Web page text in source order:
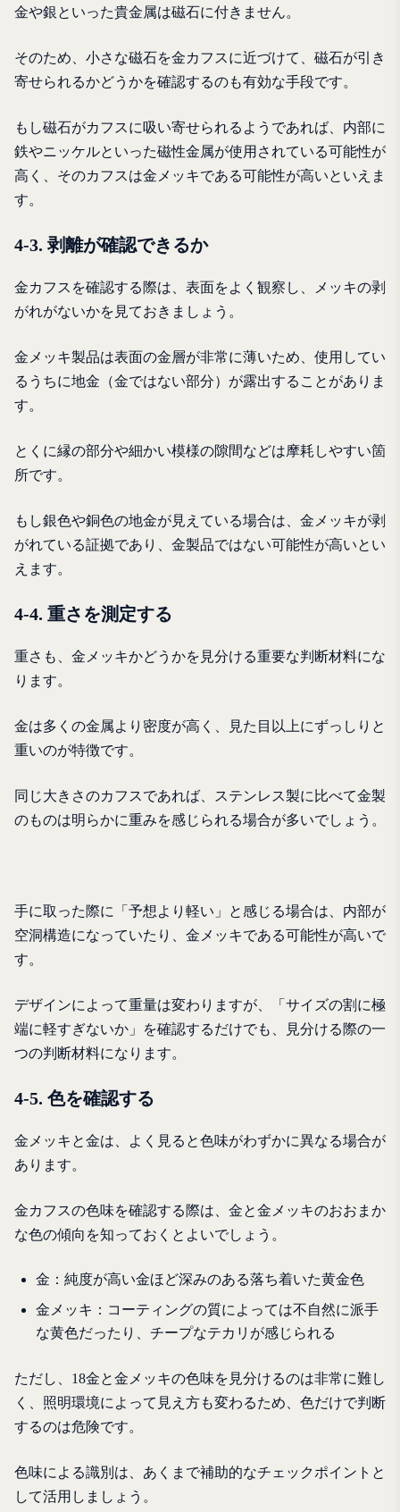
金や銀といった貴金属は磁石に付きません。
そのため、小さな磁石を金カフスに近づけて、磁石が引き
寄せられるかどうかを確認するのも有効な手段です。
もし磁石がカフスに吸い寄せられるようであれば、内部に
鉄やニッケルといった磁性金属が使用されている可能性が
高く、そのカフスは金メッキである可能性が高いといえま
す。
4-3. 剥離が確認できるか
金カフスを確認する際は、表面をよく観察し、メッキの剥
がれがないかを見ておきましょう。
金メッキ製品は表面の金層が非常に薄いため、使用してい
るうちに地金（金ではない部分）が露出することがありま
す。
とくに縁の部分や細かい模様の隙間などは摩耗しやすい箇
所です。
もし銀色や銅色の地金が見えている場合は、金メッキが剥
がれている証拠であり、金製品ではない可能性が高いとい
えます。
4-4. 重さを測定する
重さも、金メッキかどうかを見分ける重要な判断材料にな
ります。
金は多くの金属より密度が高く、見た目以上にずっしりと
重いのが特徴です。
同じ大きさのカフスであれば、ステンレス製に比べて金製
のものは明らかに重みを感じられる場合が多いでしょう。
手に取った際に「予想より軽い」と感じる場合は、内部が
空洞構造になっていたり、金メッキである可能性が高いで
す。
デザインによって重量は変わりますが、「サイズの割に極
端に軽すぎないか」を確認するだけでも、見分ける際の一
つの判断材料になります。
4-5. 色を確認する
金メッキと金は、よく見ると色味がわずかに異なる場合が
あります。
金カフスの色味を確認する際は、金と金メッキのおおまか
な色の傾向を知っておくとよいでしょう。
金：純度が高い金ほど深みのある落ち着いた黄金色
金メッキ：コーティングの質によっては不自然に派手
な黄色だったり、チープなテカリが感じられる
ただし、18金と金メッキの色味を見分けるのは非常に難し
く、照明環境によって見え方も変わるため、色だけで判断
するのは危険です。
色味による識別は、あくまで補助的なチェックポイントと
して活用しましょう。